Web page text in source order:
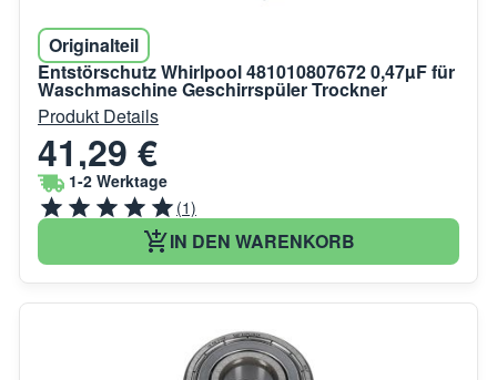
Originalteil
Entstörschutz Whirlpool 481010807672 0,47µF für
Waschmaschine Geschirrspüler Trockner
Produkt Details
41,29 €
1-2 Werktage
(1)
IN DEN WARENKORB